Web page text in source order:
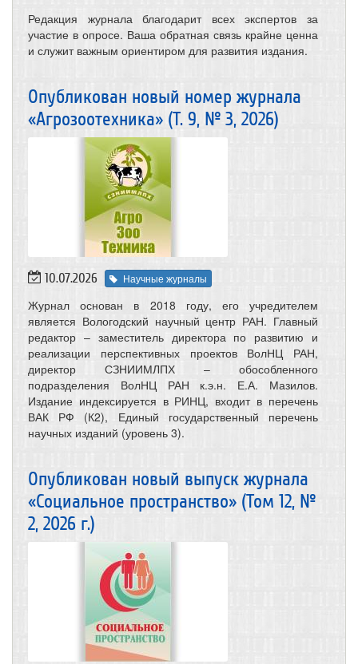
Редакция журнала благодарит всех экспертов за
участие в опросе. Ваша обратная связь крайне ценна
и служит важным ориентиром для развития издания.
Опубликован новый номер журнала
«Агрозоотехника» (Т. 9, № 3, 2026)
10.07.2026 Научные журналы
Журнал основан в 2018 году, его учредителем
является Вологодский научный центр РАН. Главный
редактор – заместитель директора по развитию и
реализации перспективных проектов ВолНЦ РАН,
директор СЗНИИМЛПХ – обособленного
подразделения ВолНЦ РАН к.э.н. Е.А. Мазилов.
Издание индексируется в РИНЦ, входит в перечень
ВАК РФ (К2), Единый государственный перечень
научных изданий (уровень 3).
Опубликован новый выпуск журнала
«Социальное пространство» (Том 12, №
2, 2026 г.)